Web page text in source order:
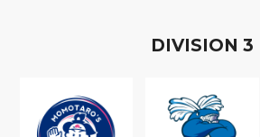
DIVISION 3